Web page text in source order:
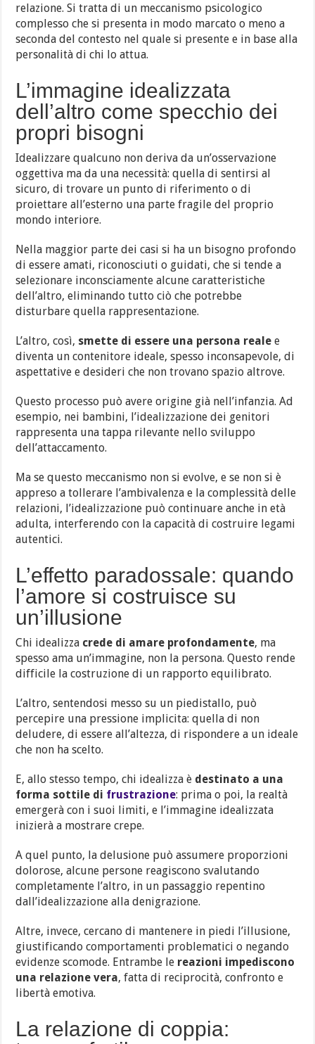
relazione. Si tratta di un meccanismo psicologico
complesso che si presenta in modo marcato o meno a
seconda del contesto nel quale si presente e in base alla
personalità di chi lo attua.
L’immagine idealizzata
dell’altro come specchio dei
propri bisogni
Idealizzare qualcuno non deriva da un’osservazione
oggettiva ma da una necessità: quella di sentirsi al
sicuro, di trovare un punto di riferimento o di
proiettare all’esterno una parte fragile del proprio
mondo interiore.
Nella maggior parte dei casi si ha un bisogno profondo
di essere amati, riconosciuti o guidati, che si tende a
selezionare inconsciamente alcune caratteristiche
dell’altro, eliminando tutto ciò che potrebbe
disturbare quella rappresentazione.
L’altro, così, smette di essere una persona realee
diventa un contenitore ideale, spesso inconsapevole, di
aspettative e desideri che non trovano spazio altrove.
Questo processo può avere origine già nell’infanzia. Ad
esempio, nei bambini, l’idealizzazione dei genitori
rappresenta una tappa rilevante nello sviluppo
dell’attaccamento.
Ma se questo meccanismo non si evolve, e se non si è
appreso a tollerare l’ambivalenza e la complessità delle
relazioni, l’idealizzazione può continuare anche in età
adulta, interferendo con la capacità di costruire legami
autentici.
L’effetto paradossale: quando
l’amore si costruisce su
un’illusione
Chi idealizza crede di amare profondamente, ma
spesso ama un’immagine, non la persona. Questo rende
difficile la costruzione di un rapporto equilibrato.
L’altro, sentendosi messo su un piedistallo, può
percepire una pressione implicita: quella di non
deludere, di essere all’altezza, di rispondere a un ideale
che non ha scelto.
E, allo stesso tempo, chi idealizza è destinato a una
forma sottile di frustrazione: prima o poi, la realtà
emergerà con i suoi limiti, e l’immagine idealizzata
inizierà a mostrare crepe.
A quel punto, la delusione può assumere proporzioni
dolorose, alcune persone reagiscono svalutando
completamente l’altro, in un passaggio repentino
dall’idealizzazione alla denigrazione.
Altre, invece, cercano di mantenere in piedi l’illusione,
giustificando comportamenti problematici o negando
evidenze scomode. Entrambe le reazioni impediscono
una relazione vera, fatta di reciprocità, confronto e
libertà emotiva.
La relazione di coppia: